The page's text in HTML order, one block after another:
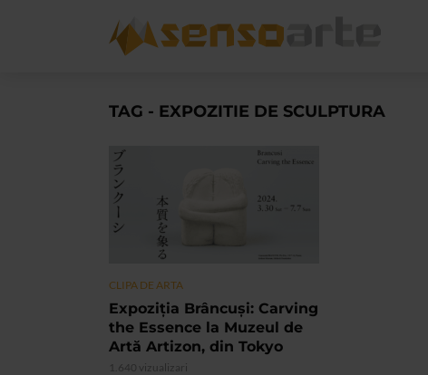
TAG - EXPOZITIE DE SCULPTURA
CLIPA DE ARTA
Expoziţia Brâncuși: Carving
the Essence la Muzeul de
Artă Artizon, din Tokyo
1.640 vizualizari